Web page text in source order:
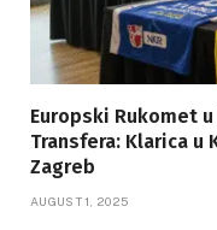
Europski Rukomet
Transfera: Klarica u
Zagreb
AUGUST 1, 2025